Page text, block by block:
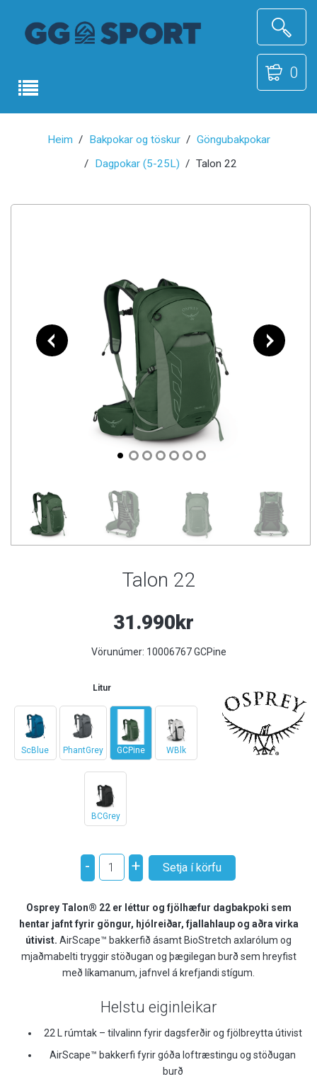
0
Heim Bakpokar og töskur
Göngubakpokar
Dagpokar (5-25L)
Talon 22
Talon 22
31.990kr
Vörunúmer: 10006767 GCPine
Litur
ScBlue PhantGrey GCPine WBlk
BCGrey
- +
Osprey Talon® 22 er léttur og fjölhæfur dagbakpoki sem
hentar jafnt fyrir göngur, hjólreiðar, fjallahlaup og aðra virka
útivist. AirScape™ bakkerfið ásamt BioStretch axlarólum og
mjaðmabelti tryggir stöðugan og þægilegan burð sem hreyfist
með líkamanum, jafnvel á krefjandi stígum.
Helstu eiginleikar
22 L rúmtak – tilvalinn fyrir dagsferðir og fjölbreytta útivist
AirScape™ bakkerfi fyrir góða loftræstingu og stöðugan
burð